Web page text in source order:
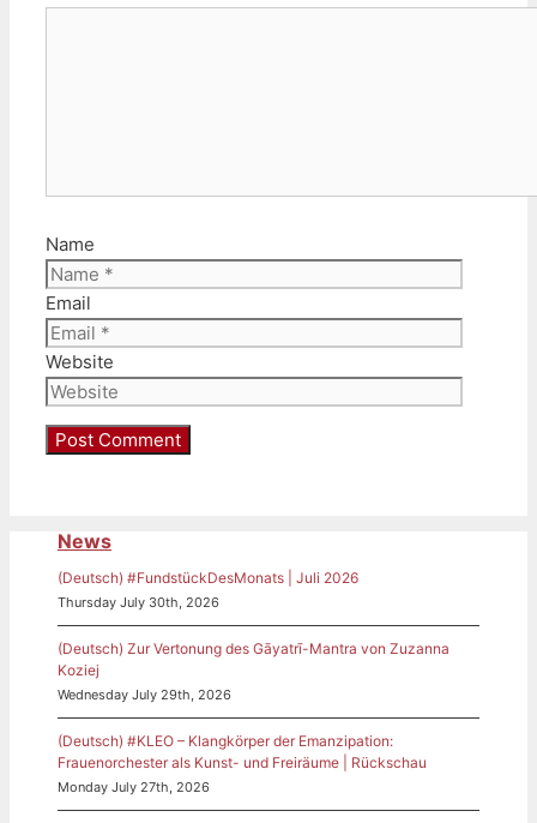
Name
Email
Website
News
(Deutsch) #FundstückDesMonats | Juli 2026
Thursday July 30th, 2026
(Deutsch) Zur Vertonung des Gāyatrī-Mantra von Zuzanna
Koziej
Wednesday July 29th, 2026
(Deutsch) #KLEO – Klangkörper der Emanzipation:
Frauenorchester als Kunst- und Freiräume | Rückschau
Monday July 27th, 2026